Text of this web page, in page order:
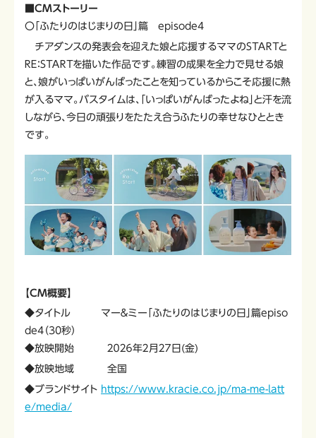
■CMストーリー
〇「ふたりのはじまりの日」篇 episode4
チアダンスの発表会を迎えた娘と応援するママのＳＴＡＲＴと
ＲＥ：ＳＴＡＲＴを描いた作品です。練習の成果を全力で見せる娘
と、娘がいっぱいがんばったことを知っているからこそ応援に熱
が入るママ。バスタイムは、「いっぱいがんばったよね」と汗を流
しながら、今日の頑張りをたたえ合うふたりの幸せなひととき
です。
【CM概要】
◆タイトル マー＆ミー「ふたりのはじまりの日」篇episo
de4（30秒）
◆放映開始 ２０２６年２月２７日(金)
◆放映地域 全国
◆ブランドサイト https://www.kracie.co.jp/ma-me-latt
e/media/